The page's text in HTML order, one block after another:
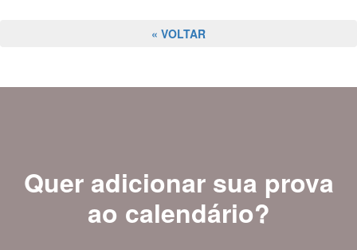
« VOLTAR
Quer adicionar sua prova
ao calendário?